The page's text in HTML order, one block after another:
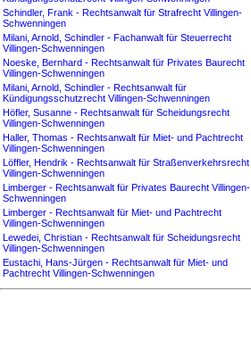
Schindler, Frank - Rechtsanwalt für Strafrecht Villingen-
Schwenningen
Milani, Arnold, Schindler - Fachanwalt für Steuerrecht
Villingen-Schwenningen
Noeske, Bernhard - Rechtsanwalt für Privates Baurecht
Villingen-Schwenningen
Milani, Arnold, Schindler - Rechtsanwalt für
Kündigungsschutzrecht Villingen-Schwenningen
Höfler, Susanne - Rechtsanwalt für Scheidungsrecht
Villingen-Schwenningen
Haller, Thomas - Rechtsanwalt für Miet- und Pachtrecht
Villingen-Schwenningen
Löffler, Hendrik - Rechtsanwalt für Straßenverkehrsrecht
Villingen-Schwenningen
Limberger - Rechtsanwalt für Privates Baurecht Villingen-
Schwenningen
Limberger - Rechtsanwalt für Miet- und Pachtrecht
Villingen-Schwenningen
Lewedei, Christian - Rechtsanwalt für Scheidungsrecht
Villingen-Schwenningen
Eustachi, Hans-Jürgen - Rechtsanwalt für Miet- und
Pachtrecht Villingen-Schwenningen